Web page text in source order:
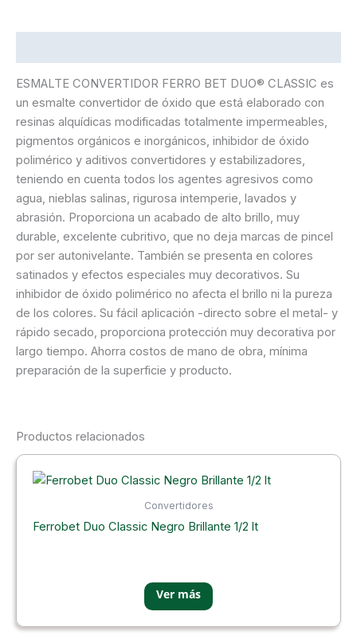
ESMALTE CONVERTIDOR FERRO BET DUO® CLASSIC es
un esmalte convertidor de óxido que está elaborado con
resinas alquídicas modificadas totalmente impermeables,
pigmentos orgánicos e inorgánicos, inhibidor de óxido
polimérico y aditivos convertidores y estabilizadores,
teniendo en cuenta todos los agentes agresivos como
agua, nieblas salinas, rigurosa intemperie, lavados y
abrasión. Proporciona un acabado de alto brillo, muy
durable, excelente cubritivo, que no deja marcas de pincel
por ser autonivelante. También se presenta en colores
satinados y efectos especiales muy decorativos. Su
inhibidor de óxido polimérico no afecta el brillo ni la pureza
de los colores. Su fácil aplicación -directo sobre el metal- y
rápido secado, proporciona protección muy decorativa por
largo tiempo. Ahorra costos de mano de obra, mínima
preparación de la superficie y producto.
Productos relacionados
Convertidores
Ferrobet Duo Classic Negro Brillante 1/2 lt